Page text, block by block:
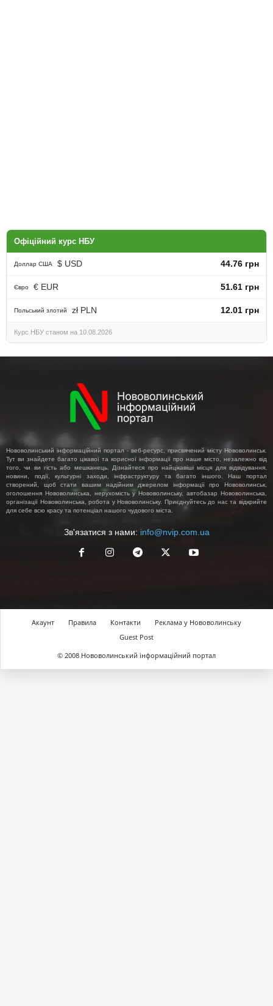
Офіційний курс НБУ
Доллар США $ USD 44.76 грн
Євро € EUR 51.61 грн
Польський злотий zł PLN 12.01 грн
Курс НБУ станом на 10.08.2026
Нововолинський інформаційний портал - веб-ресурс, присвячений місту Нововолинськ.
Тут ви знайдете багато цікавої та корисної інформації про наше місто, незалежно від
того, чи ви гість або мешканець. Дізнайтеся про найцікавіші місця для відвідування,
новини, події, культурні заходи, інфраструктуру та багато іншого. Наш портал
створений, щоб стати вашим надійним джерелом інформації про Нововолинськ,
оголошення Нововолинська, нерухомість у Нововолинську, автобазар Нововолинська,
організації Нововолинська, робота у Нововолинську. Приєднуйтесь до нас та відкрийте
для себе всю красу та потенціал нашого чудового міста.
Зв'язатися з нами: info@nvip.com.ua
Акаунт Правила Контакти
Реклама у Нововолинську
Guest Post
© 2008 Нововолинський інформаційний портал